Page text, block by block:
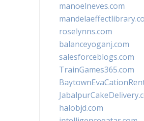
manoelneves.com
roselynns.com
balanceyoganj.com
salesforceblogs.com
TrainGames365.com
halobjd.com